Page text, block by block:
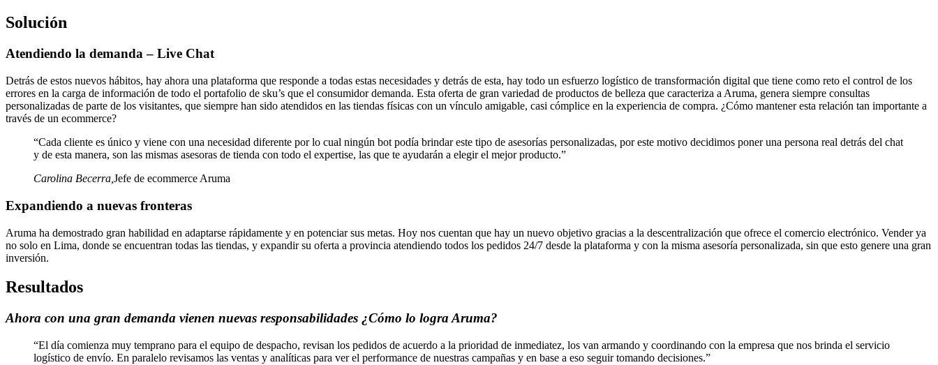
Solución
Atendiendo la demanda – Live Chat
Detrás de estos nuevos hábitos, hay ahora una plataforma que responde a todas estas necesidades y detrás de esta, hay todo un esfuerzo logístico de transformación digital que tiene como reto el control de los
errores en la carga de información de todo el portafolio de sku’s que el consumidor demanda. Esta oferta de gran variedad de productos de belleza que caracteriza a Aruma, genera siempre consultas
personalizadas de parte de los visitantes, que siempre han sido atendidos en las tiendas físicas con un vínculo amigable, casi cómplice en la experiencia de compra. ¿Cómo mantener esta relación tan importante a
través de un ecommerce?
“Cada cliente es único y viene con una necesidad diferente por lo cual ningún bot podía brindar este tipo de asesorías personalizadas, por este motivo decidimos poner una persona real detrás del chat
y de esta manera, son las mismas asesoras de tienda con todo el expertise, las que te ayudarán a elegir el mejor producto.”
Carolina Becerra Jefe de ecommerce Aruma
Expandiendo a nuevas fronteras
Aruma ha demostrado gran habilidad en adaptarse rápidamente y en potenciar sus metas. Hoy nos cuentan que hay un nuevo objetivo gracias a la descentralización que ofrece el comercio electrónico. Vender ya
no solo en Lima, donde se encuentran todas las tiendas, y expandir su oferta a provincia atendiendo todos los pedidos 24/7 desde la plataforma y con la misma asesoría personalizada, sin que esto genere una gran
inversión.
Resultados
Ahora con una gran demanda vienen nuevas responsabilidades ¿Cómo lo logra Aruma?
“El día comienza muy temprano para el equipo de despacho, revisan los pedidos de acuerdo a la prioridad de inmediatez, los van armando y coordinando con la empresa que nos brinda el servicio
logístico de envío. En paralelo revisamos las ventas y analíticas para ver el performance de nuestras campañas y en base a eso seguir tomando decisiones.”